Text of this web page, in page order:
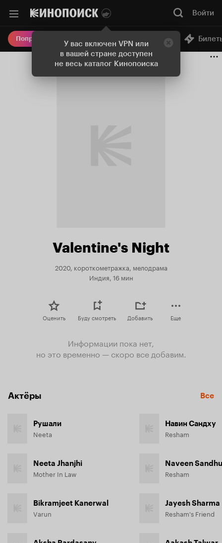
У вас включен VPN или
в вашей стране доступен
не весь каталог Кинопоиска
Войти
Попробовать Плюс Онлайн-кинотеатр
Valentine's Night
2020, короткометражка, мелодрама
Индия, 16 мин
Оценить Буду смотреть Добавить Еще
Информации пока нет,
но это временно — скоро все добавим.
Актёры Все
Рушали
Neeta
Neeta Jhanjhi
Mother In Law
Bikramjeet Kanerwal
Varun
Навин Сандху
Resham
Naveen Sandhu
Resham
Jayesh Sharma
Resham's Friend